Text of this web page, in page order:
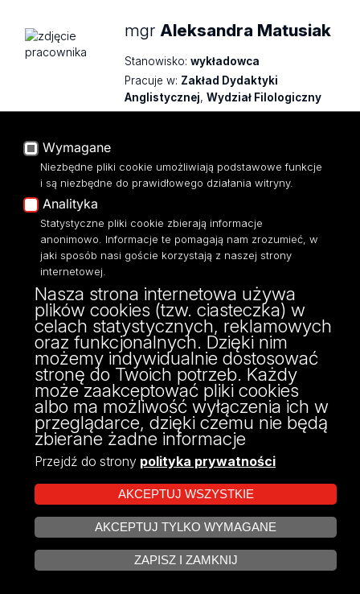
mgrAleksandra Matusiak
Stanowisko: wykładowca
Pracuje w: Zakład Dydaktyki
Anglistycznej,Wydział Filologiczny
Zobacz
profil
Powrót
1 Strona
2 Strona
3
Dane kontaktowe
Telefony
sekretariat
42-664-52-20
sekretariat
42-664-52-21
Adresy email
Wymagane
Niezbędne pliki cookie umożliwiają podstawowe funkcje
i są niezbędne do prawidłowego działania witryny.
Analityka
Statystyczne pliki cookie zbierają informacje
anonimowo. Informacje te pomagają nam zrozumieć, w
jaki sposób nasi goście korzystają z naszej strony
internetowej.
Nasza strona internetowa używa
plików cookies (tzw. ciasteczka) w
celach statystycznych, reklamowych
oraz funkcjonalnych. Dzięki nim
możemy indywidualnie dostosować
stronę do Twoich potrzeb. Każdy
może zaakceptować pliki cookies
albo ma możliwość wyłączenia ich w
przeglądarce, dzięki czemu nie będą
zbierane żadne informacje
Przejdź do strony polityka prywatności
AKCEPTUJ WSZYSTKIE
AKCEPTUJ TYLKO WYMAGANE
ZAPISZ I ZAMKNIJ
ZARZĄDZAJ COOKIES